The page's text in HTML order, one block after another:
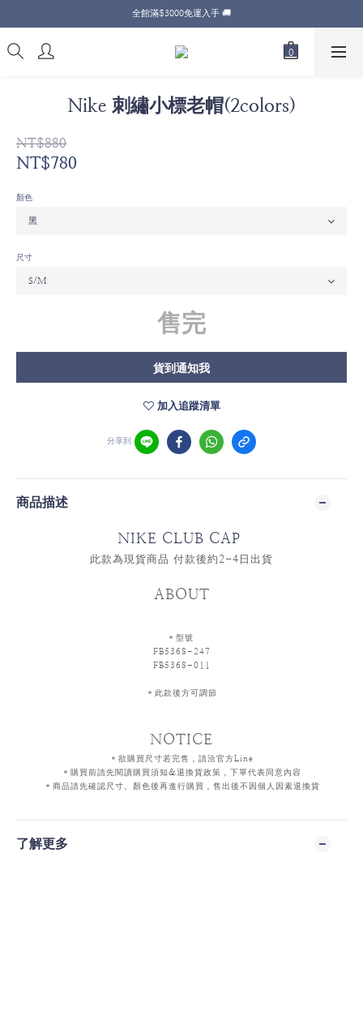
全館滿$3000免運入手 🚚
Nike 刺繡小標老帽(2colors)
NT$880
NT$780
顏色
尺寸
售完
貨到通知我
加入追蹤清單
分享到
商品描述
NIKE CLUB CAP
此款為現貨商品 付款後約2-4日出貨
ABOUT
＊型號
FB5368-247
FB5368-011
＊此款後方可調節
NOTICE
＊欲購買尺寸若完售，請洽官方Line
＊購買前請先閱讀購買須知&退換貨政策，下單代表同意內容
＊商品請先確認尺寸、顏色後再進行購買，售出後不因個人因素退換貨
了解更多